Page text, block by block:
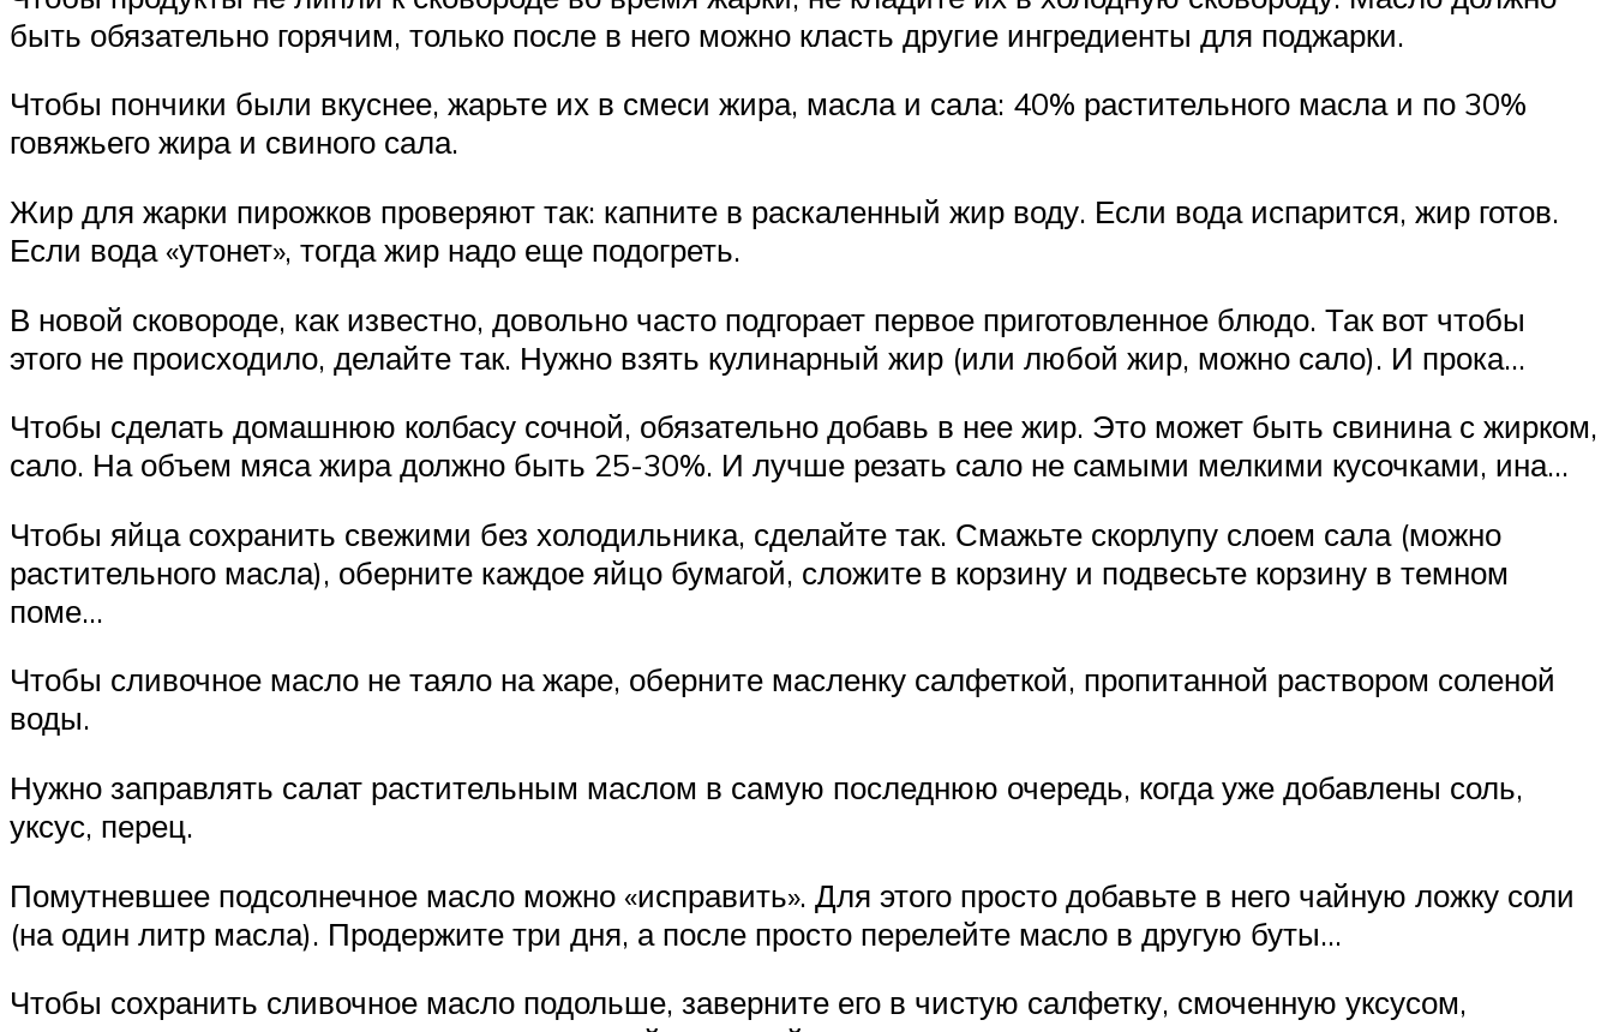
быть обязательно горячим, только после в него можно класть другие ингредиенты для поджарки.
Чтобы пончики были вкуснее, жарьте их в смеси жира, масла и сала: 40% растительного масла и по 30%
говяжьего жира и свиного сала.
Жир для жарки пирожков проверяют так: капните в раскаленный жир воду. Если вода испарится, жир готов.
Если вода «утонет», тогда жир надо еще подогреть.
В новой сковороде, как известно, довольно часто подгорает первое приготовленное блюдо. Так вот чтобы
этого не происходило, делайте так. Нужно взять кулинарный жир (или любой жир, можно сало). И прока…
Чтобы сделать домашнюю колбасу сочной, обязательно добавь в нее жир. Это может быть свинина с жирком,
сало. На объем мяса жира должно быть 25-30%. И лучше резать сало не самыми мелкими кусочками, ина…
Чтобы яйца сохранить свежими без холодильника, сделайте так. Смажьте скорлупу слоем сала (можно
растительного масла), оберните каждое яйцо бумагой, сложите в корзину и подвесьте корзину в темном
поме…
Чтобы сливочное масло не таяло на жаре, оберните масленку салфеткой, пропитанной раствором соленой
воды.
Нужно заправлять салат растительным маслом в самую последнюю очередь, когда уже добавлены соль,
уксус, перец.
Помутневшее подсолнечное масло можно «исправить». Для этого просто добавьте в него чайную ложку соли
(на один литр масла). Продержите три дня, а после просто перелейте масло в другую буты…
Чтобы сохранить сливочное масло подольше, заверните его в чистую салфетку, смоченную уксусом,